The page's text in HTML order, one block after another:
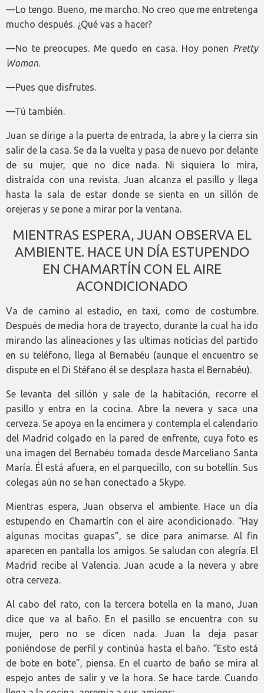
—Lo tengo. Bueno, me marcho. No creo que me entretenga
mucho después. ¿Qué vas a hacer?
—No te preocupes. Me quedo en casa. Hoy ponen Pretty
Woman.
—Pues que disfrutes.
—Tú también.
Juan se dirige a la puerta de entrada, la abre y la cierra sin
salir de la casa. Se da la vuelta y pasa de nuevo por delante
de su mujer, que no dice nada. Ni siquiera lo mira,
distraída con una revista. Juan alcanza el pasillo y llega
hasta la sala de estar donde se sienta en un sillón de
orejeras y se pone a mirar por la ventana.
MIENTRAS ESPERA, JUAN OBSERVA EL
AMBIENTE. HACE UN DÍA ESTUPENDO
EN CHAMARTÍN CON EL AIRE
ACONDICIONADO
Va de camino al estadio, en taxi, como de costumbre.
Después de media hora de trayecto, durante la cual ha ido
mirando las alineaciones y las ultimas noticias del partido
en su teléfono, llega al Bernabéu (aunque el encuentro se
dispute en el Di Stéfano él se desplaza hasta el Bernabéu).
Se levanta del sillón y sale de la habitación, recorre el
pasillo y entra en la cocina. Abre la nevera y saca una
cerveza. Se apoya en la encimera y contempla el calendario
del Madrid colgado en la pared de enfrente, cuya foto es
una imagen del Bernabéu tomada desde Marceliano Santa
María. Él está afuera, en el parquecillo, con su botellín. Sus
colegas aún no se han conectado a Skype.
Mientras espera, Juan observa el ambiente. Hace un día
estupendo en Chamartín con el aire acondicionado. “Hay
algunas mocitas guapas”, se dice para animarse. Al fin
aparecen en pantalla los amigos. Se saludan con alegría. El
Madrid recibe al Valencia. Juan acude a la nevera y abre
otra cerveza.
Al cabo del rato, con la tercera botella en la mano, Juan
dice que va al baño. En el pasillo se encuentra con su
mujer, pero no se dicen nada. Juan la deja pasar
poniéndose de perfil y continúa hasta el baño. “Esto está
de bote en bote”, piensa. En el cuarto de baño se mira al
espejo antes de salir y ve la hora. Se hace tarde. Cuando